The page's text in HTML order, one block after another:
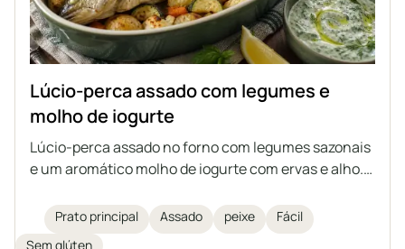
Lúcio-perca assado com legumes e
molho de iogurte
Lúcio-perca assado no forno com legumes sazonais
e um aromático molho de iogurte com ervas e alho.
pode ser preparado com outro peixe de porte médio,
seja de água doce ou salgada.
Prato principal Assado peixe
Fácil
Sem glúten